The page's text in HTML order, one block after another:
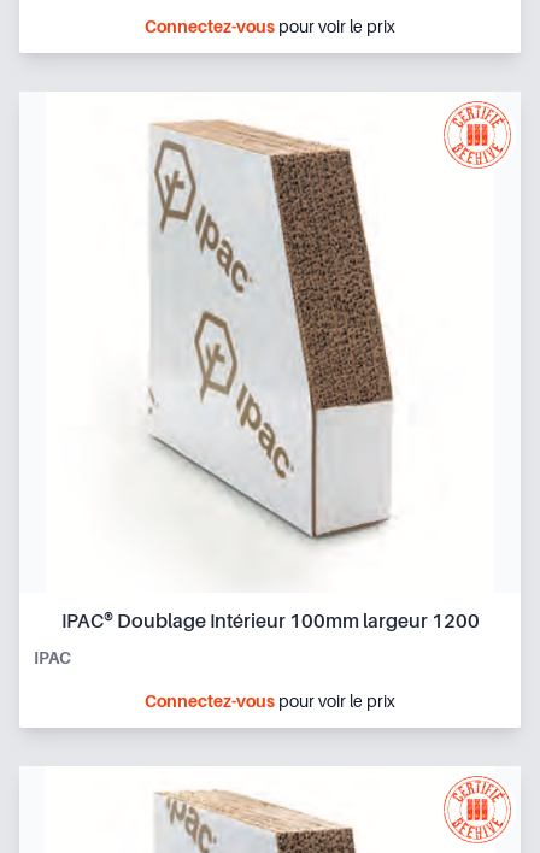
Connectez-vous pour voir le prix
IPAC® Doublage Intérieur 100mm largeur 1200
IPAC
Connectez-vous pour voir le prix